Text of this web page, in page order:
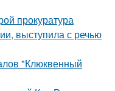
прокуратура
выступила с речью
"Клюквенный